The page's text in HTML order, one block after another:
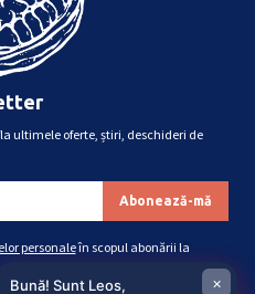
ultimele oferte, știri, deschideri de
personaleîn scopul abonării la
Bună! Sunt Leos, ×